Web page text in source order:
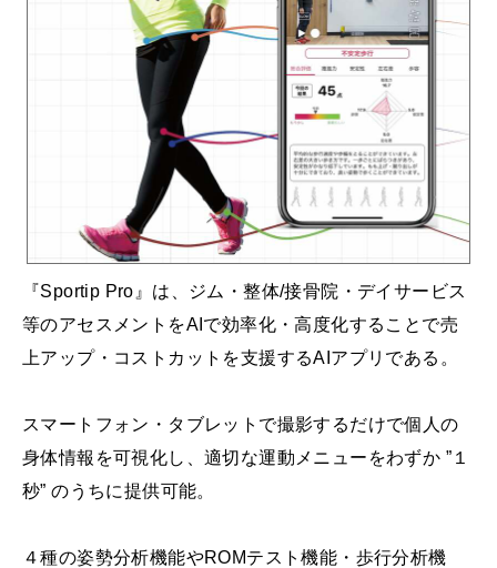
『Sportip Pro』は、ジム・整体/接骨院・デイサービス
等のアセスメントをAIで効率化・高度化することで売
上アップ・コストカットを支援するAIアプリである。
スマートフォン・タブレットで撮影するだけで個人の
身体情報を可視化し、適切な運動メニューをわずか ”１
秒” のうちに提供可能。
４種の姿勢分析機能やROMテスト機能・歩行分析機